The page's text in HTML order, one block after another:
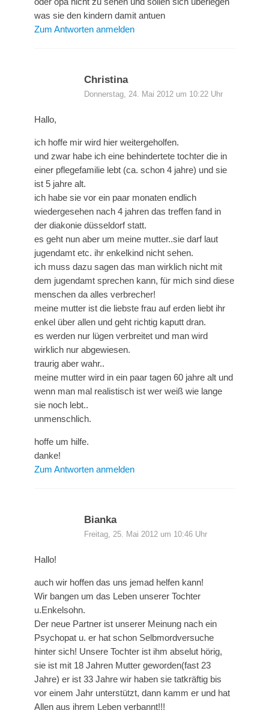
was sie den kindern damit antuen
Zum Antworten anmelden
Christina
Donnerstag, 24. Mai 2012 um 10:22 Uhr
Hallo,
ich hoffe mir wird hier weitergeholfen.
und zwar habe ich eine behindertete tochter die in
einer pflegefamilie lebt (ca. schon 4 jahre) und sie
ist 5 jahre alt.
ich habe sie vor ein paar monaten endlich
wiedergesehen nach 4 jahren das treffen fand in
der diakonie düsseldorf statt.
es geht nun aber um meine mutter..sie darf laut
jugendamt etc. ihr enkelkind nicht sehen.
ich muss dazu sagen das man wirklich nicht mit
dem jugendamt sprechen kann, für mich sind diese
menschen da alles verbrecher!
meine mutter ist die liebste frau auf erden liebt ihr
enkel über allen und geht richtig kaputt dran.
es werden nur lügen verbreitet und man wird
wirklich nur abgewiesen.
traurig aber wahr..
meine mutter wird in ein paar tagen 60 jahre alt und
wenn man mal realistisch ist wer weiß wie lange
sie noch lebt..
unmenschlich.
hoffe um hilfe.
danke!
Zum Antworten anmelden
Bianka
Freitag, 25. Mai 2012 um 10:46 Uhr
Hallo!
auch wir hoffen das uns jemad helfen kann!
Wir bangen um das Leben unserer Tochter
u.Enkelsohn.
Der neue Partner ist unserer Meinung nach ein
Psychopat u. er hat schon Selbmordversuche
hinter sich! Unsere Tochter ist ihm abselut hörig,
sie ist mit 18 Jahren Mutter geworden(fast 23
Jahre) er ist 33 Jahre wir haben sie tatkräftig bis
vor einem Jahr unterstützt, dann kamm er und hat
Allen aus ihrem Leben verbannt!!!